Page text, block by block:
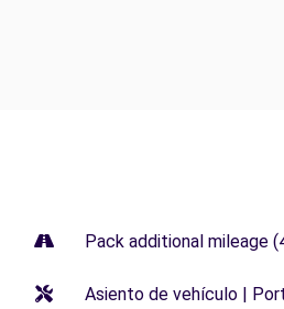
Pack additional mileage
Asiento de vehículo |